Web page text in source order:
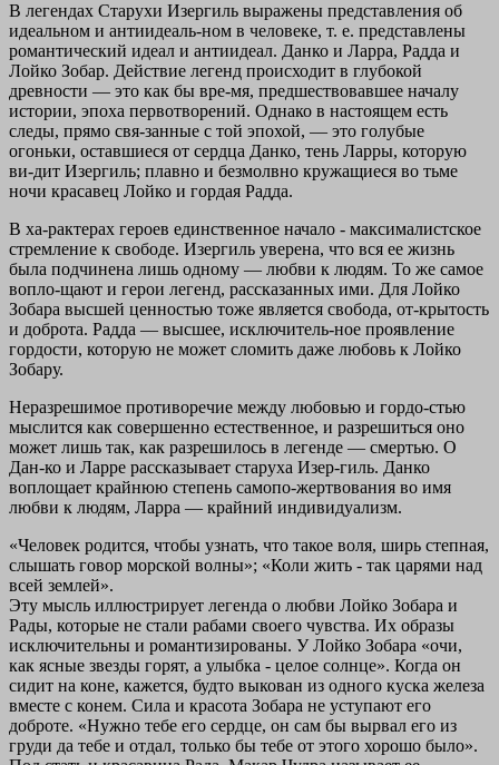
В легендах Старухи Изергиль выражены представления об
идеальном и антиидеаль-ном в человеке, т. е. представлены
романтический идеал и антиидеал. Данко и Ларра, Радда и
Лойко Зобар. Действие легенд происходит в глубокой
древности — это как бы вре-мя, предшествовавшее началу
истории, эпоха первотворений. Однако в настоящем есть
следы, прямо свя-занные с той эпохой, — это голубые
огоньки, оставшиеся от сердца Данко, тень Ларры, которую
ви-дит Изергиль; плавно и безмолвно кружащиеся во тьме
ночи красавец Лойко и гордая Радда.
В ха-рактерах героев единственное начало - максималистское
стремление к свободе. Изергиль уверена, что вся ее жизнь
была подчинена лишь одному — любви к людям. То же самое
вопло-щают и герои легенд, рассказанных ими. Для Лойко
Зобара высшей ценностью тоже является свобода, от-крытость
и доброта. Радда — высшее, исключитель-ное проявление
гордости, которую не может сломить даже любовь к Лойко
Зобару.
Неразрешимое противоречие между любовью и гордо-стью
мыслится как совершенно естественное, и разрешиться оно
может лишь так, как разрешилось в легенде — смертью. О
Дан-ко и Ларре рассказывает старуха Изер-гиль. Данко
воплощает крайнюю степень самопо-жертвования во имя
любви к людям, Ларра — крайний индивидуализм.
«Человек родится, чтобы узнать, что такое воля, ширь степная,
слышать говор морской волны»; «Коли жить - так царями над
всей землей».
Эту мысль иллюстрирует легенда о любви Лойко Зобара и
Рады, которые не стали рабами своего чувства. Их образы
исключительны и романтизированы. У Лойко Зобара «очи,
как ясные звезды горят, а улыбка - целое солнце». Когда он
сидит на коне, кажется, будто выкован из одного куска железа
вместе с конем. Сила и красота Зобара не уступают его
доброте. «Нужно тебе его сердце, он сам бы вырвал его из
груди да тебе и отдал, только бы тебе от этого хорошо было».